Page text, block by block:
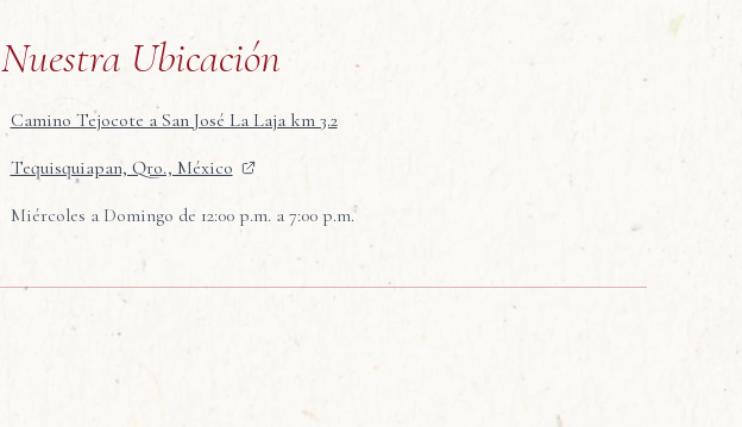
Nuestra Ubicación
Camino Tejocote a San José La Laja km 3.2
Tequisquiapan, Qro., México
Miércoles a Domingo de 12:00 p.m. a 7:00 p.m.